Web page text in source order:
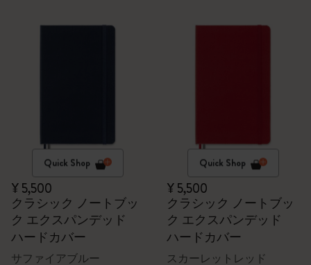
Quick Shop
¥ 5,500
クラシック ノートブッ
ク エクスパンデッド
ハードカバー
サファイアブルー
Quick Shop
¥ 5,500
クラシック ノートブッ
ク エクスパンデッド
ハードカバー
スカーレットレッド